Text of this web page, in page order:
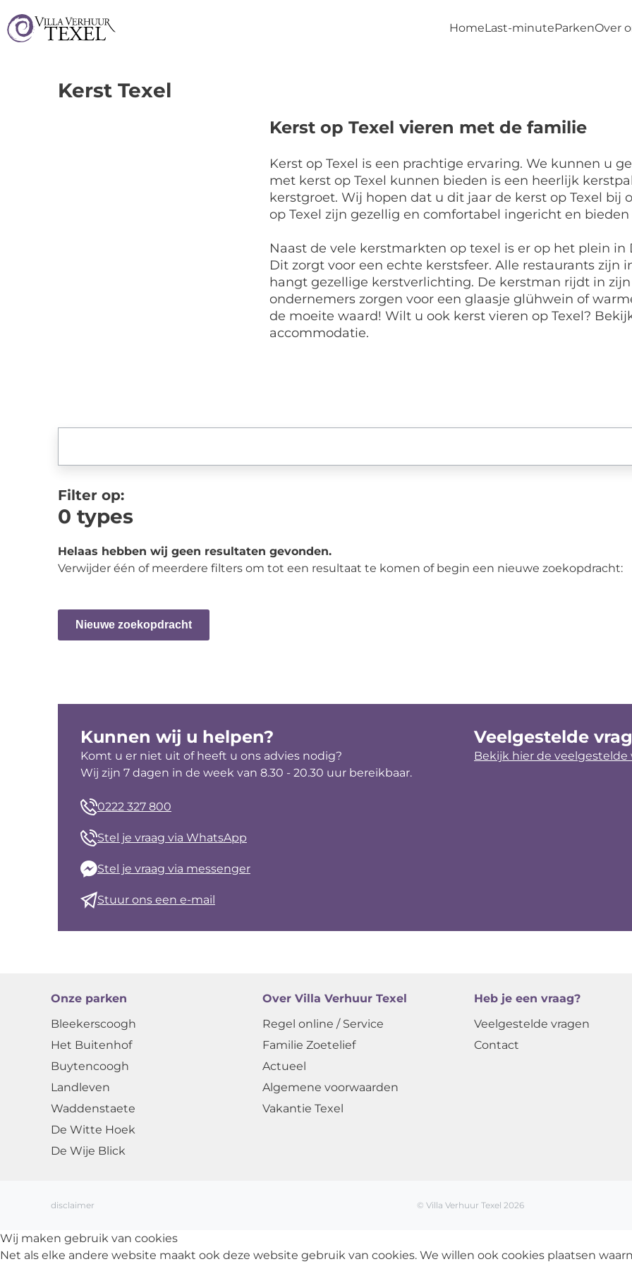
HomeLast-minuteParkenOver
Kerst Texel
Kerst op Texel vieren met de familie
Kerst op Texel is een prachtige ervaring. We kunnen u
met kerst op Texel kunnen bieden is een heerlijk
kerstgroet. Wij hopen dat u dit jaar de kerst op Texel bij
op Texel zijn gezellig en comfortabel ingericht en
Naast de vele kerstmarkten op texel is er op het plein
Dit zorgt voor een echte kerstsfeer. Alle restaurants
hangt gezellige kerstverlichting. De kerstman rijdt in
ondernemers zorgen voor een glaasje glühwein of
de moeite waard! Wilt u ook kerst vieren op Texel?
accommodatie.
Filter op:
0 types
Helaas hebben wij geen resultaten gevonden.
Verwijder één of meerdere filters om tot een resultaat te komen of begin een nieuwe zoekopdracht:
Nieuwe zoekopdracht
Kunnen wij u helpen?
Komt u er niet uit of heeft u ons advies nodig?
Wij zijn 7 dagen in de week van 8.30 - 20.30 uur bereikbaar.
0222 327 800
Stel je vraag via WhatsApp
Stel je vraag via messenger
Stuur ons een e-mail
Veelgestelde
Bekijk hier de veelgestelde
Onze parken
Bleekerscoogh
Het Buitenhof
Buytencoogh
Landleven
Waddenstaete
De Witte Hoek
De Wije Blick
Over Villa Verhuur Texel
Regel online / Service
Familie Zoetelief
Actueel
Algemene voorwaarden
Vakantie Texel
Heb je een vraag?
Veelgestelde vragen
Contact
disclaimer © Villa Verhuur Texel 2026
Wij maken gebruik van cookies
Net als elke andere website maakt ook deze website gebruik van cookies. We willen ook cookies plaatsen